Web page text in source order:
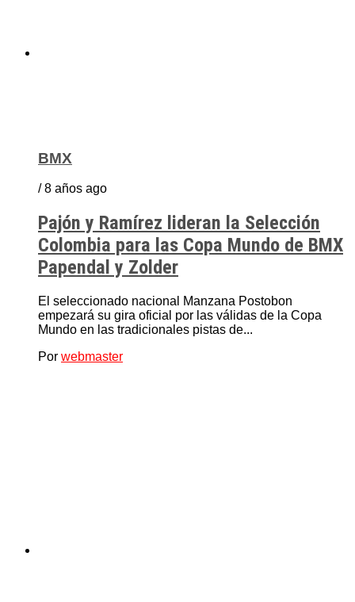
BMX
/ 8 años ago
Pajón y Ramírez lideran la Selección
Colombia para las Copa Mundo de BMX
Papendal y Zolder
El seleccionado nacional Manzana Postobon
empezará su gira oficial por las válidas de la Copa
Mundo en las tradicionales pistas de...
Por webmaster